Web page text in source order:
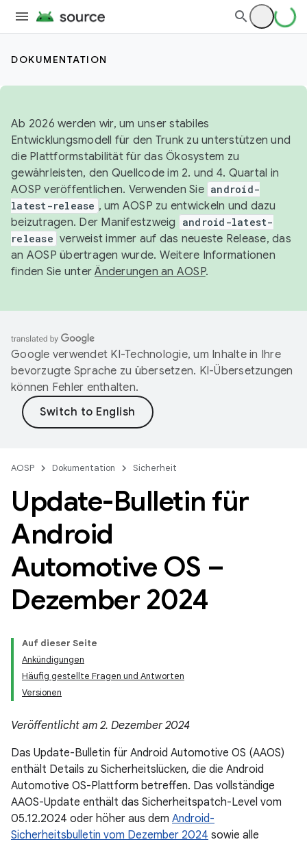
DOKUMENTATION
Ab 2026 werden wir, um unser stabiles
Entwicklungsmodell für den Trunk zu unterstützen und
die Plattformstabilität für das Ökosystem zu
gewährleisten, den Quellcode im 2. und 4. Quartal in
AOSP veröffentlichen. Verwenden Sie android-
latest-release , um AOSP zu entwickeln und dazu
beizutragen. Der Manifestzweig
android-latest-
release verweist immer auf das neueste Release, das
an AOSP übertragen wurde. Weitere Informationen
finden Sie unterÄnderungen an AOSP.
Google verwendet KI-Technologie, um Inhalte in Ihre
bevorzugte Sprache zu übersetzen. KI-Übersetzungen
können Fehler enthalten.
AOSP Dokumentation Sicherheit
Update-Bulletin für
Android
Automotive OS –
Dezember 2024
Auf dieser Seite
Ankündigungen
Häufig gestellte Fragen und Antworten
Versionen
Veröffentlicht am 2. Dezember 2024
Das Update-Bulletin für Android Automotive OS (AAOS)
enthält Details zu Sicherheitslücken, die die Android
Automotive OS-Plattform betreffen. Das vollständige
AAOS-Update enthält das Sicherheitspatch-Level vom
05.12.2024 oder höher aus dem Android-
Sicherheitsbulletin vom Dezember 2024 sowie alle